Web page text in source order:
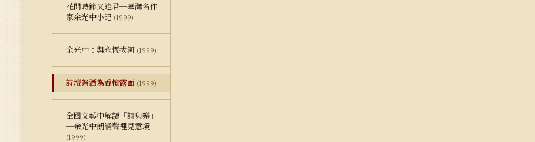
花開時節又逢君─臺灣名作
家余光中小記 (1999)
余光中：與永恆拔河 (1999)
詩壇祭酒為香檳露面 (1999)
全國文藝中解讀「詩與樂」
─余光中朗誦聲裡見意境
(1999)